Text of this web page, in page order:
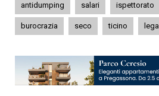
antidumping salari ispettorato
burocrazia seco ticino lega